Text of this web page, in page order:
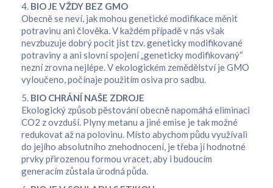
4. BIO JE VŽDY BEZ GMO
Obecně se neví, jak mohou genetické modifikace měnit
potravinu ani člověka. V každém případě v nás však
nevzbuzuje dobrý pocit jíst tzv. geneticky modifikované
potraviny a ani slovní spojení „geneticky modifikovaný“
nezní zrovna nejlépe. V ekologickém zemědělství je GMO
vyloučeno, počínaje použitím osiva pro sadbu.
5. BIO CHRÁNÍ NAŠE ZDROJE
Ekologický způsob pěstování obecně napomáhá eliminaci
CO2 z ovzduší. Plyny metanu a jiné emise je tak možné
redukovat až na polovinu. Místo abychom půdu využívali
do jejího absolutního znehodnocení, je třeba jí hodnotné
prvky přirozenou formou vracet, aby i budoucím
generacím zůstala úrodná půda.